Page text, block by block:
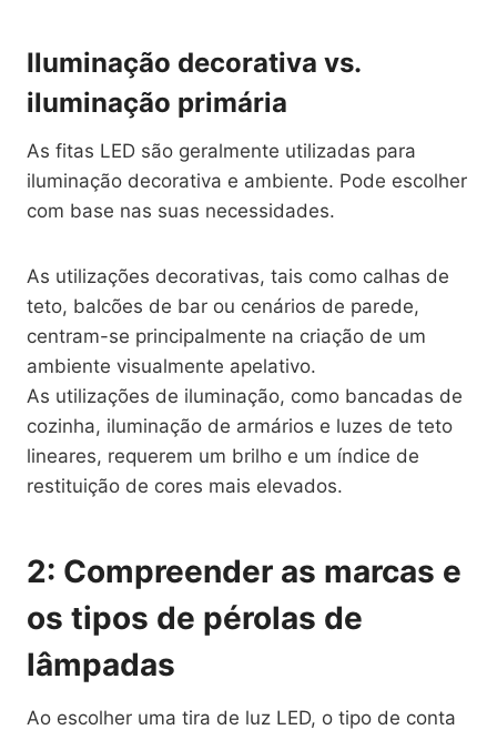
Iluminação decorativa vs.
iluminação primária
As fitas LED são geralmente utilizadas para
iluminação decorativa e ambiente. Pode escolher
com base nas suas necessidades.
As utilizações decorativas, tais como calhas de
teto, balcões de bar ou cenários de parede,
centram-se principalmente na criação de um
ambiente visualmente apelativo.
As utilizações de iluminação, como bancadas de
cozinha, iluminação de armários e luzes de teto
lineares, requerem um brilho e um índice de
restituição de cores mais elevados.
2: Compreender as marcas e
os tipos de pérolas de
lâmpadas
Ao escolher uma tira de luz LED, o tipo de conta